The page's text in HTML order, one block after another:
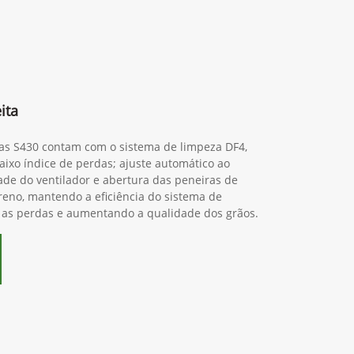
S430 contam com o sistema de limpeza DF4,
índice de perdas; ajuste automático ao
do ventilador e abertura das peneiras de
mantendo a eficiência do sistema de
perdas e aumentando a qualidade dos grãos.